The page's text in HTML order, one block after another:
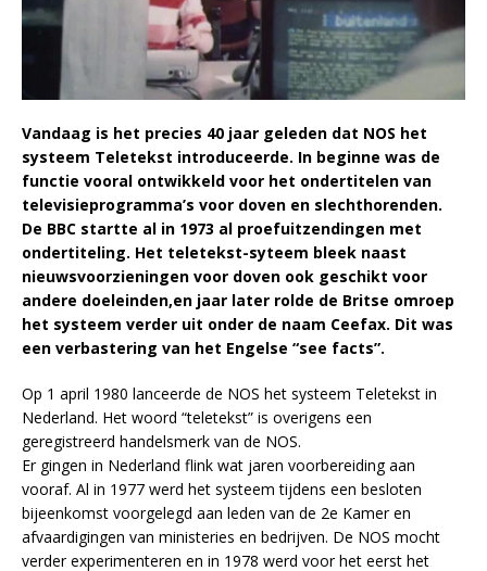
Vandaag is het precies 40 jaar geleden dat NOS het
systeem Teletekst introduceerde. In beginne was de
functie vooral ontwikkeld voor het ondertitelen van
televisieprogramma’s voor doven en slechthorenden.
De BBC startte al in 1973 al proefuitzendingen met
ondertiteling. Het teletekst-syteem bleek naast
nieuwsvoorzieningen voor doven ook geschikt voor
andere doeleinden,en jaar later rolde de Britse omroep
het systeem verder uit onder de naam Ceefax. Dit was
een verbastering van het Engelse “see facts”.
Op 1 april 1980 lanceerde de NOS het systeem Teletekst in
Nederland. Het woord “teletekst” is overigens een
geregistreerd handelsmerk van de NOS.
Er gingen in Nederland flink wat jaren voorbereiding aan
vooraf. Al in 1977 werd het systeem tijdens een besloten
bijeenkomst voorgelegd aan leden van de 2e Kamer en
afvaardigingen van ministeries en bedrijven. De NOS mocht
verder experimenteren en in 1978 werd voor het eerst het